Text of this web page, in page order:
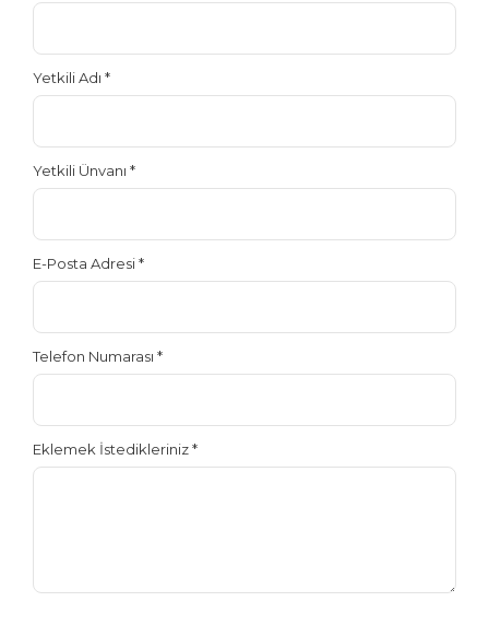
Yetkili Adı *
Yetkili Ünvanı *
E-Posta Adresi*
Telefon Numarası *
Eklemek İstedikleriniz*